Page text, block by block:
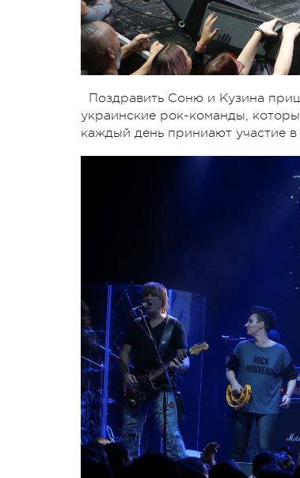
Поздравить Соню и Кузина
украинские рок-команды,
каждый день приниают участие